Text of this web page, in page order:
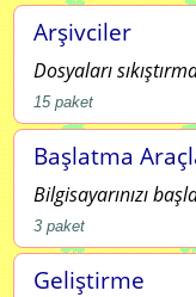
Arşivciler
Dosyaları
15paket
Başlatma
Bilgisayarınızı
3 paket
Geliştirme